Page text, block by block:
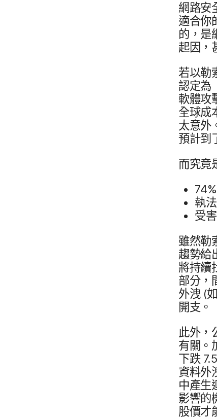
網路​安
適合​你​
的，​是​
起因，​
若​以​勒
認定​為​
軟體​攻
全球​成
太意外
預計​到​
而​究竟​
74%
執
受
雖然​勒
趨勢給
將​持續​
部分，​
外洩 (
開支。
此​外，​
有關。​
下跌7.5
資料​外
中產生​
影響​的​
股價​才​